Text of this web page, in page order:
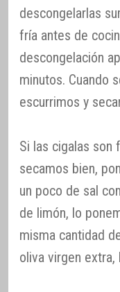
descongelarlas
fría antes de
descongelación
minutos. Cuando
escurrimos y
Si las cigalas son
secamos bien,
un poco de sal
de limón, lo
misma cantidad
oliva virgen extra,